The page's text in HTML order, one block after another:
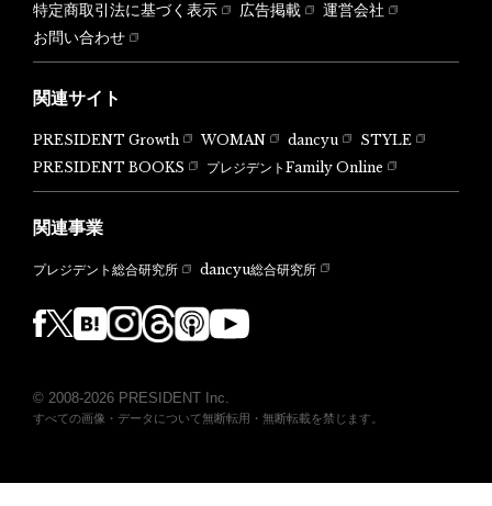
特定商取引法に基づく表示
広告掲載
運営会社
お問い合わせ
関連サイト
PRESIDENT Growth WOMAN dancyu
STYLE
PRESIDENT BOOKS
プレジデントFamily Online
関連事業
プレジデント総合研究所 dancyu総合研究所
© 2008-2026 PRESIDENT Inc.
すべての画像・データについて無断転用・無断転載を禁じます。